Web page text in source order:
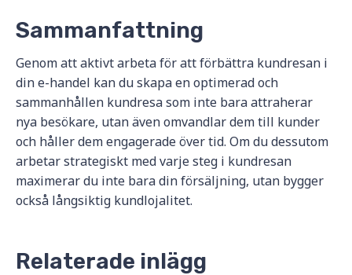
Sammanfattning
Genom att aktivt arbeta för att förbättra kundresan i
din e-handel kan du skapa en optimerad och
sammanhållen kundresa som inte bara attraherar
nya besökare, utan även omvandlar dem till kunder
och håller dem engagerade över tid. Om du dessutom
arbetar strategiskt med varje steg i kundresan
maximerar du inte bara din försäljning, utan bygger
också långsiktig kundlojalitet.
Relaterade inlägg